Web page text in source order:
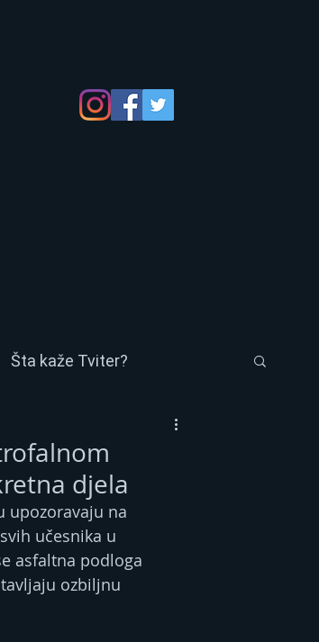
Šta kaže Tviter?
djela
upozoravaju na
učesnika u
asfaltna podloga
ozbiljnu